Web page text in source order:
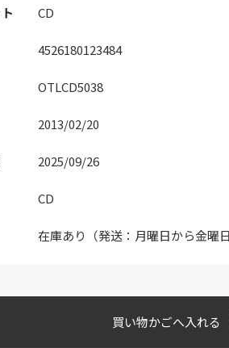
CD
4526180123484
OTLCD5038
2013/02/20
2025/09/26
CD
在庫あり（発送：月曜日から金曜
買い物かごへ入れる